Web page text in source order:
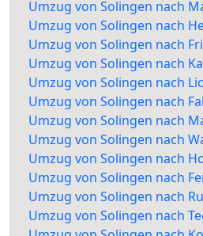
Umzug von Solingen nach
Umzug von Solingen nach
Umzug von Solingen nach
Umzug von Solingen nach
Umzug von Solingen nach
Umzug von Solingen nach
Umzug von Solingen nach
Umzug von Solingen nach
Umzug von Solingen nach
Umzug von Solingen nach
Umzug von Solingen nach
Umzug von Solingen nach